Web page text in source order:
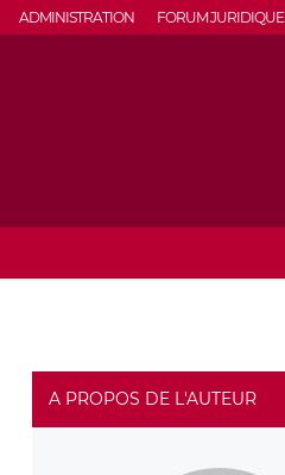
ADMINISTRATION FORUM JURIDIQUE
A PROPOS DE L'AUTEUR